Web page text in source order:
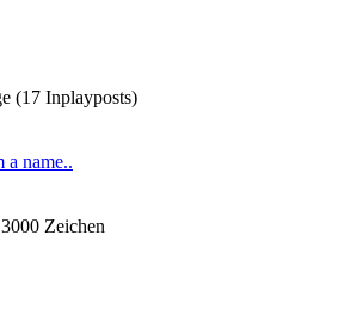
(17 Inplayposts)
a name..
Zeichen